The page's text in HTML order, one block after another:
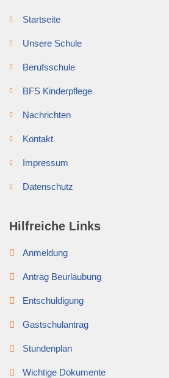
Startseite
Unsere Schule
Berufsschule
BFS Kinderpflege
Nachrichten
Kontakt
Impressum
Datenschutz
Hilfreiche Links
Anmeldung
Antrag Beurlaubung
Entschuldigung
Gastschulantrag
Stundenplan
Wichtige Dokumente